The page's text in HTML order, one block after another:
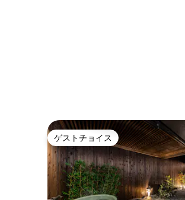
ゲストチョイス
ゲストチョイス